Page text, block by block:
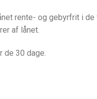
rente- og gebyrfrit i de
af lånet.
de 30 dage.